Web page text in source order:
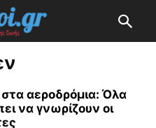
αεροδρόμια: Όλα
να γνωρίζουν οι